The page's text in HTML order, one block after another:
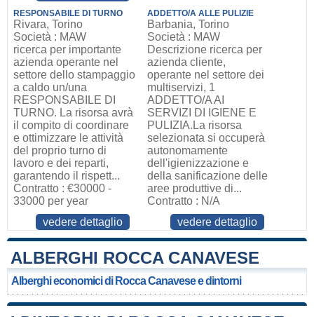
RESPONSABILE DI TURNO
Rivara, Torino
Società : MAW
ricerca per importante
azienda operante nel
settore dello stampaggio
a caldo un/una
RESPONSABILE DI
TURNO. La risorsa avrà
il compito di coordinare
e ottimizzare le attività
del proprio turno di
lavoro e dei reparti,
garantendo il rispett...
Contratto : €30000 -
33000 per year
vedere dettaglio
ADDETTO/A ALLE PULIZIE
Barbania, Torino
Società : MAW
Descrizione ricerca per
azienda cliente,
operante nel settore dei
multiservizi, 1
ADDETTO/A AI
SERVIZI DI IGIENE E
PULIZIA.La risorsa
selezionata si occuperà
autonomamente
dell'igienizzazione e
della sanificazione delle
aree produttive di...
Contratto : N/A
vedere dettaglio
ALBERGHI ROCCA CANAVESE
Alberghi economici di Rocca Canavese e dintorni